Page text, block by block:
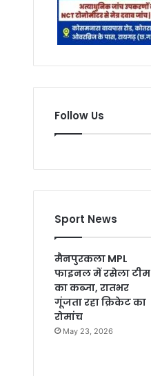
Follow Us
Sport News
मैनपुरकला MPL
फाइनल में रसेला टीम
का कब्जा, रातभर
गूंजता रहा क्रिकेट का
रोमांच
May 23, 2026